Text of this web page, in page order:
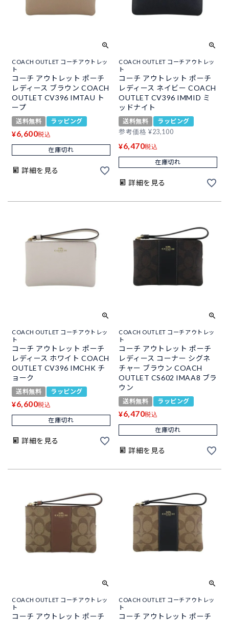
COACH OUTLET コーチアウトレッ
ト
コーチ アウトレット ポーチ
レディース ブラウン COACH
OUTLET CV396 IMTAU ト
ープ
送料無料 ラッピング
¥6,600税込
在庫切れ
詳細を見る
COACH OUTLET コーチアウトレッ
ト
コーチ アウトレット ポーチ
レディース ネイビー COACH
OUTLET CV396 IMMID ミ
ッドナイト
送料無料
ラッピング
参考価格 ¥23,100
¥6,470税込
在庫切れ
詳細を見る
COACH OUTLET コーチアウトレッ
ト
コーチ アウトレット ポーチ
レディース ホワイト COACH
OUTLET CV396 IMCHK チ
ョーク
送料無料 ラッピング
¥6,600税込
在庫切れ
詳細を見る
COACH OUTLET コーチアウトレッ
ト
コーチ アウトレット ポーチ
レディース コーナー シグネ
チャー ブラウン COACH
OUTLET CS602 IMAA8 ブラ
ウン
送料無料 ラッピング
¥6,470税込
在庫切れ
詳細を見る
COACH OUTLET コーチアウトレッ
ト
コーチ アウトレット ポーチ
COACH OUTLET コーチアウトレッ
ト
コーチ アウトレット ポーチ